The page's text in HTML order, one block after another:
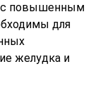
с повышенным
для
желудка и